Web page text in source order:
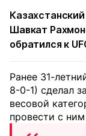
Шавкат
обратился к
Ранее 31-
8-0-1) сделал
весовой
провести с